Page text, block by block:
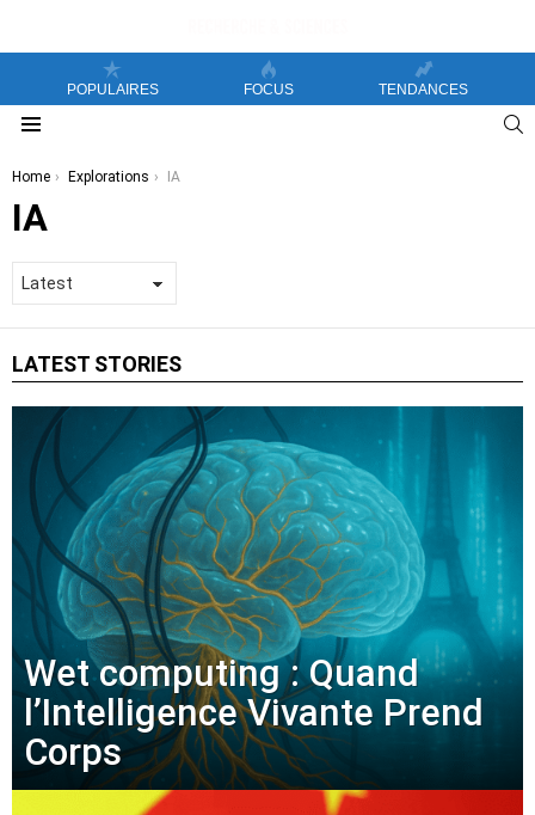
POPULAIRES FOCUS TENDANCES
You are here:
Home Explorations IA
IA
LATEST STORIES
Wet computing : Quand
l’Intelligence Vivante Prend
Corps